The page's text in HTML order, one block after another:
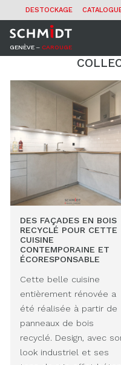
DESTOCKAGE
GENÈVE ‒ CAROUGE
CONTACT
DES FAÇADES EN BOIS
RECYCLÉ POUR CETTE
CUISINE
CONTEMPORAINE ET
ÉCORESPONSABLE
Cette belle cuisine
entièrement rénovée a
été réalisée à partir de
panneaux de bois
recyclé. Design, avec
look industriel et ses